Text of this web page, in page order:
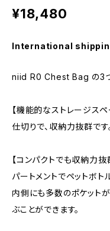
¥18,480
International
niid R0 Chest Bag の3
【機能的なストレージス
仕切りで、収納力抜群です
【コンパクトでも収納力
パートメントでペットボト
内側にも多数のポケット
ぶことができます。